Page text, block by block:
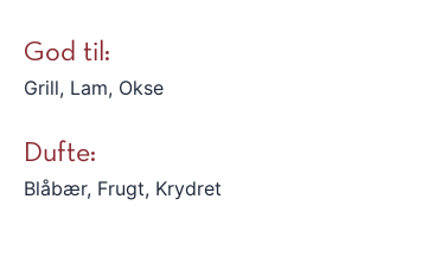
God til:
Grill, Lam, Okse
Dufte:
Blåbær, Frugt, Krydret